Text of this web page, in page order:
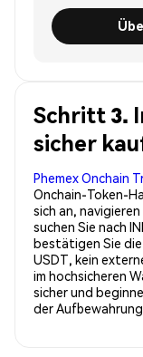
Schritt 3.
sicher
Phemex Onchain
Onchain-Token-
sich an,
suchen Sie nach
bestätigen Sie die
USDT, kein
im hochsicheren
sicher und
der